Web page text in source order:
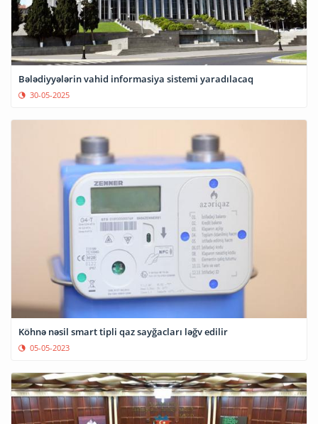
Bələdiyyələrin vahid informasiya sistemi yaradılacaq
30-05-2025
Köhnə nəsil smart tipli qaz sayğacları ləğv edilir
05-05-2023